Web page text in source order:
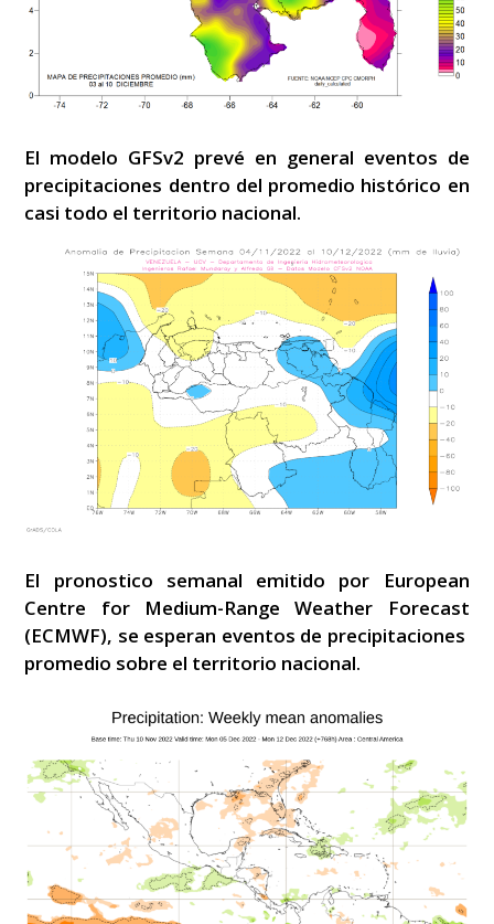
El modelo GFSv2 prevé en general eventos de
precipitaciones dentro del promedio histórico en
casi todo el territorio nacional.
El pronostico semanal emitido por European
Centre for Medium-Range Weather Forecast
(ECMWF), se esperan eventos de precipitaciones
promedio sobre el territorio nacional.